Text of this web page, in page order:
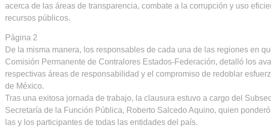
acerca de las áreas de transparencia, combate a la corrupción y uso
recursos públicos.
Página 2
De la misma manera, los responsables de cada una de las regiones en
Comisión Permanente de Contralores Estados-Federación, detalló los
respectivas áreas de responsabilidad y el compromiso de redoblar
de México.
Tras una exitosa jornada de trabajo, la clausura estuvo a cargo del
Secretaría de la Función Pública, Roberto Salcedo Aquino, quien
las y los participantes de todas las entidades del país.